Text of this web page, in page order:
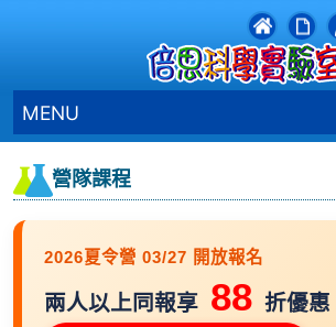
MENU
營隊課程
2026夏令營 03/27 開放報名
兩人以上同報享 88 折優惠